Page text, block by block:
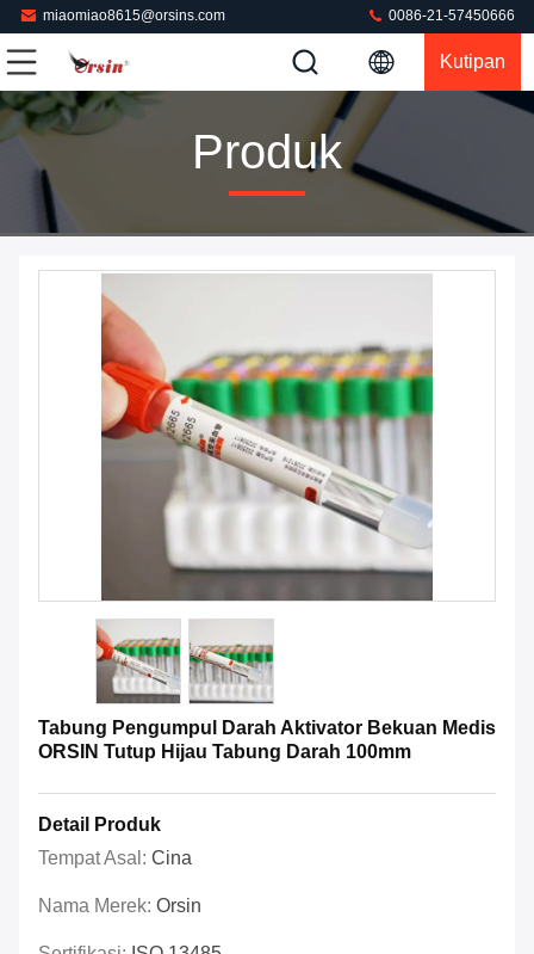
miaomiao8615@orsins.com 0086-21-57450666
Kutipan
Produk
Tabung Pengumpul Darah Aktivator Bekuan Medis
ORSIN Tutup Hijau Tabung Darah 100mm
Detail Produk
Tempat Asal: Cina
Nama Merek: Orsin